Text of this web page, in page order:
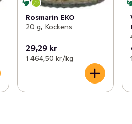
Rosmarin EKO
20 g, Kockens
29,29 kr
1 464,50 kr /kg